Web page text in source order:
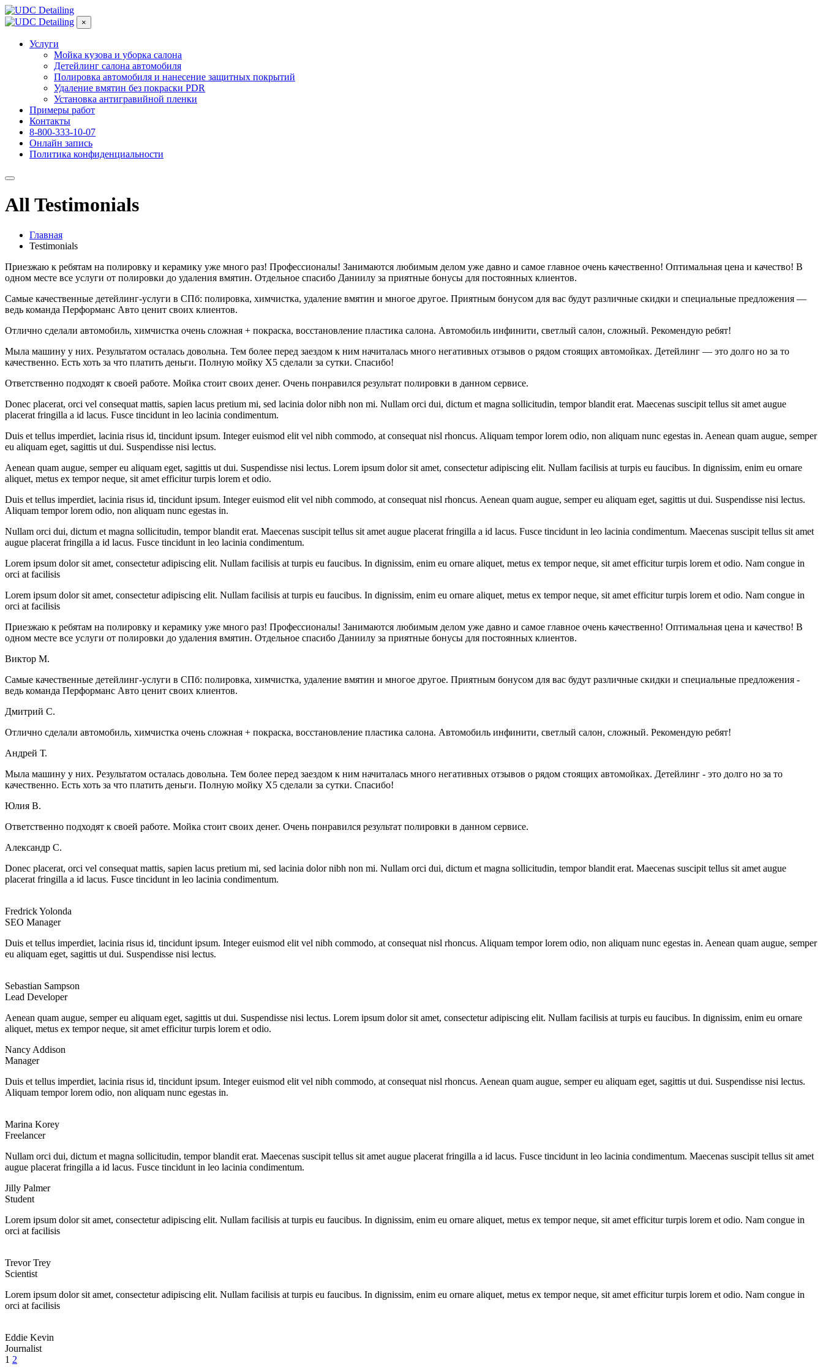
×
Услуги
Мойка кузова и уборка салона
Детейлинг салона автомобиля
Полировка автомобиля и нанесение защитных покрытий
Удаление вмятин без покраски PDR
Установка антигравийной пленки
Примеры работ
Контакты
8-800-333-10-07
Онлайн запись
Политика конфиденциальности
All Testimonials
Главная
Testimonials
Приезжаю к ребятам на полировку и керамику уже много раз! Профессионалы! Занимаются любимым делом уже давно и самое главное очень качественно! Оптимальная цена и качество! В
одном месте все услуги от полировки до удаления вмятин. Отдельное спасибо Даниилу за приятные бонусы для постоянных клиентов.
Самые качественные детейлинг-услуги в СПб: полировка, химчистка, удаление вмятин и многое другое. Приятным бонусом для вас будут различные скидки и специальные предложения —
ведь команда Перформанс Авто ценит своих клиентов.
Отлично сделали автомобиль, химчистка очень сложная + покраска, восстановление пластика салона. Автомобиль инфинити, светлый салон, сложный. Рекомендую ребят!
Мыла машину у них. Результатом осталась довольна. Тем более перед заездом к ним начиталась много негативных отзывов о рядом стоящих автомойках. Детейлинг — это долго но за то
качественно. Есть хоть за что платить деньги. Полную мойку Х5 сделали за сутки. Спасибо!
Ответственно подходят к своей работе. Мойка стоит своих денег. Очень понравился результат полировки в данном сервисе.
Donec placerat, orci vel consequat mattis, sapien lacus pretium mi, sed lacinia dolor nibh non mi. Nullam orci dui, dictum et magna sollicitudin, tempor blandit erat. Maecenas suscipit tellus sit amet augue
placerat fringilla a id lacus. Fusce tincidunt in leo lacinia condimentum.
Duis et tellus imperdiet, lacinia risus id, tincidunt ipsum. Integer euismod elit vel nibh commodo, at consequat nisl rhoncus. Aliquam tempor lorem odio, non aliquam nunc egestas in. Aenean quam augue, semper
eu aliquam eget, sagittis ut dui. Suspendisse nisi lectus.
Aenean quam augue, semper eu aliquam eget, sagittis ut dui. Suspendisse nisi lectus. Lorem ipsum dolor sit amet, consectetur adipiscing elit. Nullam facilisis at turpis eu faucibus. In dignissim, enim eu ornare
aliquet, metus ex tempor neque, sit amet efficitur turpis lorem et odio.
Duis et tellus imperdiet, lacinia risus id, tincidunt ipsum. Integer euismod elit vel nibh commodo, at consequat nisl rhoncus. Aenean quam augue, semper eu aliquam eget, sagittis ut dui. Suspendisse nisi lectus.
Aliquam tempor lorem odio, non aliquam nunc egestas in.
Nullam orci dui, dictum et magna sollicitudin, tempor blandit erat. Maecenas suscipit tellus sit amet augue placerat fringilla a id lacus. Fusce tincidunt in leo lacinia condimentum. Maecenas suscipit tellus sit amet
augue placerat fringilla a id lacus. Fusce tincidunt in leo lacinia condimentum.
Lorem ipsum dolor sit amet, consectetur adipiscing elit. Nullam facilisis at turpis eu faucibus. In dignissim, enim eu ornare aliquet, metus ex tempor neque, sit amet efficitur turpis lorem et odio. Nam congue in
orci at facilisis
Lorem ipsum dolor sit amet, consectetur adipiscing elit. Nullam facilisis at turpis eu faucibus. In dignissim, enim eu ornare aliquet, metus ex tempor neque, sit amet efficitur turpis lorem et odio. Nam congue in
orci at facilisis
Приезжаю к ребятам на полировку и керамику уже много раз! Профессионалы! Занимаются любимым делом уже давно и самое главное очень качественно! Оптимальная цена и качество! В
одном месте все услуги от полировки до удаления вмятин. Отдельное спасибо Даниилу за приятные бонусы для постоянных клиентов.
Виктор М.
Самые качественные детейлинг-услуги в СПб: полировка, химчистка, удаление вмятин и многое другое. Приятным бонусом для вас будут различные скидки и специальные предложения -
ведь команда Перформанс Авто ценит своих клиентов.
Дмитрий С.
Отлично сделали автомобиль, химчистка очень сложная + покраска, восстановление пластика салона. Автомобиль инфинити, светлый салон, сложный. Рекомендую ребят!
Андрей Т.
Мыла машину у них. Результатом осталась довольна. Тем более перед заездом к ним начиталась много негативных отзывов о рядом стоящих автомойках. Детейлинг - это долго но за то
качественно. Есть хоть за что платить деньги. Полную мойку Х5 сделали за сутки. Спасибо!
Юлия В.
Ответственно подходят к своей работе. Мойка стоит своих денег. Очень понравился результат полировки в данном сервисе.
Александр С.
Donec placerat, orci vel consequat mattis, sapien lacus pretium mi, sed lacinia dolor nibh non mi. Nullam orci dui, dictum et magna sollicitudin, tempor blandit erat. Maecenas suscipit tellus sit amet augue
placerat fringilla a id lacus. Fusce tincidunt in leo lacinia condimentum.
Fredrick Yolonda
SEO Manager
Duis et tellus imperdiet, lacinia risus id, tincidunt ipsum. Integer euismod elit vel nibh commodo, at consequat nisl rhoncus. Aliquam tempor lorem odio, non aliquam nunc egestas in. Aenean quam augue, semper
eu aliquam eget, sagittis ut dui. Suspendisse nisi lectus.
Sebastian Sampson
Lead Developer
Aenean quam augue, semper eu aliquam eget, sagittis ut dui. Suspendisse nisi lectus. Lorem ipsum dolor sit amet, consectetur adipiscing elit. Nullam facilisis at turpis eu faucibus. In dignissim, enim eu ornare
aliquet, metus ex tempor neque, sit amet efficitur turpis lorem et odio.
Nancy Addison
Manager
Duis et tellus imperdiet, lacinia risus id, tincidunt ipsum. Integer euismod elit vel nibh commodo, at consequat nisl rhoncus. Aenean quam augue, semper eu aliquam eget, sagittis ut dui. Suspendisse nisi lectus.
Aliquam tempor lorem odio, non aliquam nunc egestas in.
Marina Korey
Freelancer
Nullam orci dui, dictum et magna sollicitudin, tempor blandit erat. Maecenas suscipit tellus sit amet augue placerat fringilla a id lacus. Fusce tincidunt in leo lacinia condimentum. Maecenas suscipit tellus sit amet
augue placerat fringilla a id lacus. Fusce tincidunt in leo lacinia condimentum.
Jilly Palmer
Student
Lorem ipsum dolor sit amet, consectetur adipiscing elit. Nullam facilisis at turpis eu faucibus. In dignissim, enim eu ornare aliquet, metus ex tempor neque, sit amet efficitur turpis lorem et odio. Nam congue in
orci at facilisis
Trevor Trey
Scientist
Lorem ipsum dolor sit amet, consectetur adipiscing elit. Nullam facilisis at turpis eu faucibus. In dignissim, enim eu ornare aliquet, metus ex tempor neque, sit amet efficitur turpis lorem et odio. Nam congue in
orci at facilisis
Eddie Kevin
Journalist
Posts
1 2